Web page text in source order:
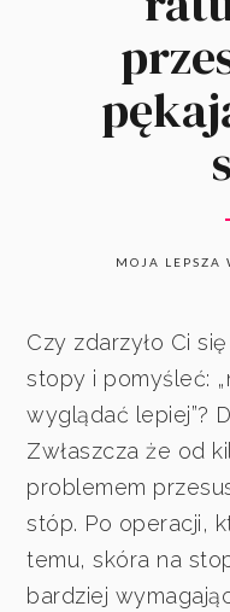
MOJA LEPSZA
Czy zdarzyło Ci
stopy i pomyśleć:
wyglądać lepiej”?
Zwłaszcza że od
problemem
stóp. Po operacji,
temu, skóra na
bardziej